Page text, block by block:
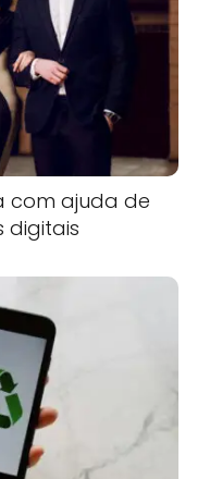
com ajuda de
digitais